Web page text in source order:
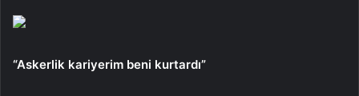
“Askerlik kariyerim beni kurtardı”